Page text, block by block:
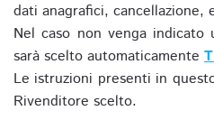
dati anagrafici, cancellazione,
Nel caso non venga indicato
sarà scelto automaticamente
Le istruzioni presenti in
Rivenditore scelto.